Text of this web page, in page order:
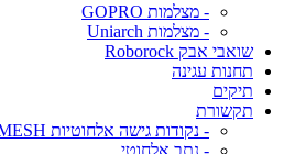
- מצלמות GOPRO
- מצלמות Uniarch
שואבי אבק Roborock
תחנות עגינה
תיקים
תקשורת
- נקודות גישה אלחוטיות MESH
- נתב אלחוטי